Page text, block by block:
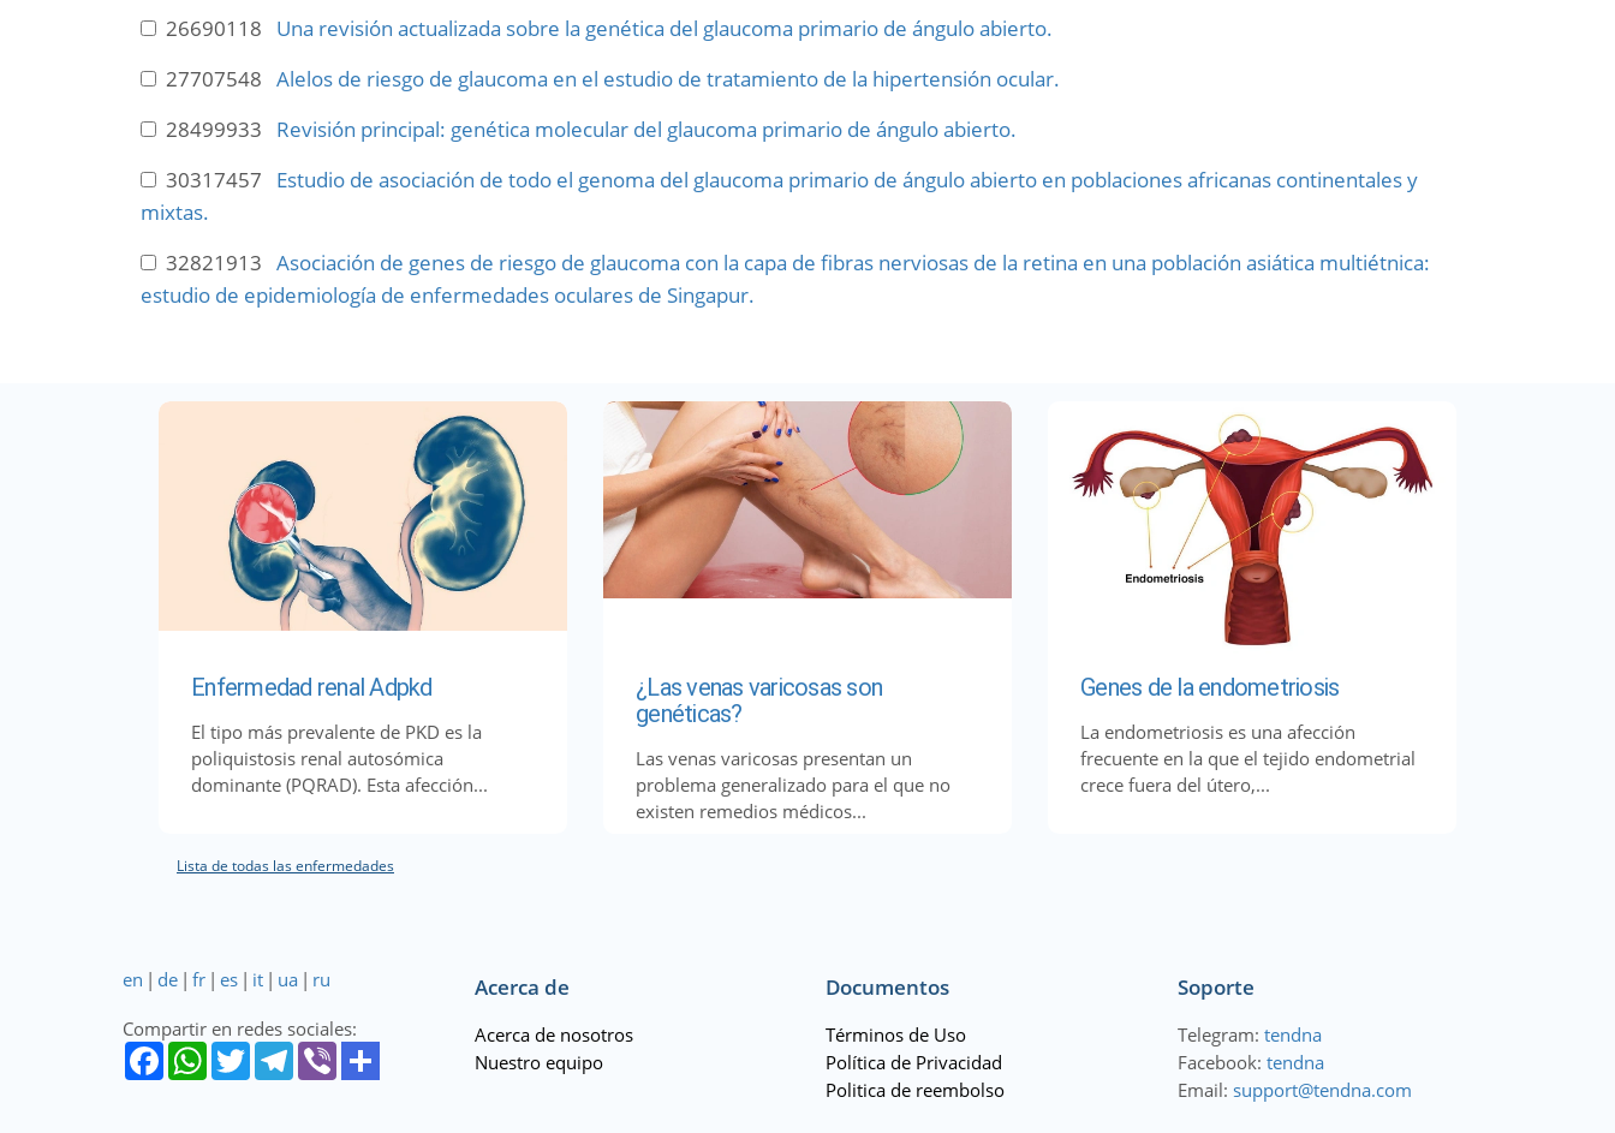
26690118 Una revisión actualizada sobre la genética del glaucoma primario de ángulo abierto.
27707548 Alelos de riesgo de glaucoma en el estudio de tratamiento de la hipertensión ocular.
28499933 Revisión principal: genética molecular del glaucoma primario de ángulo abierto.
30317457 Estudio de asociación de todo el genoma del glaucoma primario de ángulo abierto en poblaciones africanas continentales y
mixtas.
32821913 Asociación de genes de riesgo de glaucoma con la capa de fibras nerviosas de la retina en una población asiática multiétnica:
estudio de epidemiología de enfermedades oculares de Singapur.
Enfermedad renal Adpkd
El tipo más prevalente de PKD es la
poliquistosis renal autosómica
dominante (PQRAD). Esta afección...
¿Las venas varicosas son
genéticas?
Las venas varicosas presentan un
problema generalizado para el que no
existen remedios médicos...
Genes de la endometriosis
La endometriosis es una afección
frecuente en la que el tejido endometrial
crece fuera del útero,...
Lista de todas las enfermedades
en | de | fr | es | it | ua | ru
Compartir en redes sociales:
Acerca de
Acerca de nosotros
Nuestro equipo
Documentos
Términos de Uso
Política de Privacidad
Politica de reembolso
Soporte
Telegram: tendna
Facebook: tendna
Email: support@tendna.com